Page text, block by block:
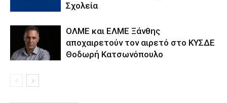
Σχολεία
ΟΛΜΕ και ΕΛΜΕ Ξάνθης
αποχαιρετούν τον αιρετό στο ΚΥΣΔΕ
Θοδωρή Κατσωνόπουλο